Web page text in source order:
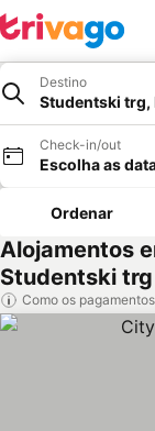
Destino
Studentski trg,
Check-in/out
Escolha as
Ordenar
Alojamentos
Studentski trg
Como os